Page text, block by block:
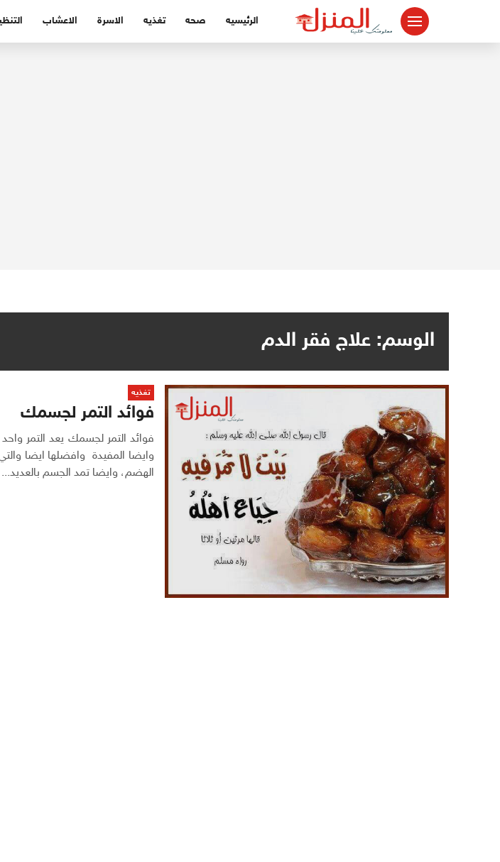
الرئيسيه صحه تغذيه الاسرة الاعشاب
الوسم: علاج فقر الدم
تغذيه
فوائد التمر لجسمك
فوائد التمر لجسمك يعد التمر
وايضا المفيدة وافضلها ايضا
الهضم، وايضا تمد الجسم بالعديد...